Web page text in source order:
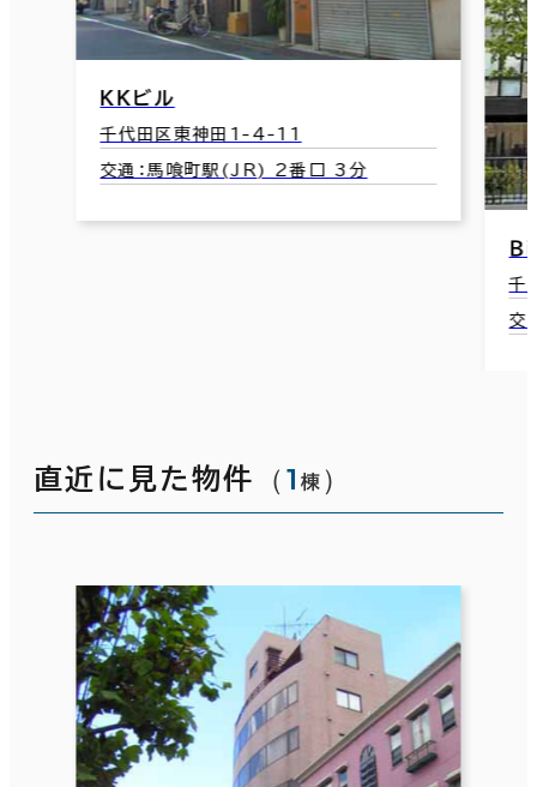
ＫＫビル
千代田区東神田1-4-11
交通：馬喰町駅(JR) 2番口 3分
Ｂ
千
交
直近に見た物件 （1 棟 ）